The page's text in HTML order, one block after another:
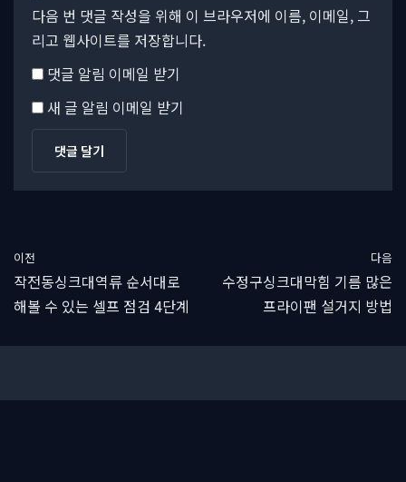
다음 번 댓글 작성을 위해 이 브라우저에 이름, 이메일, 그
리고 웹사이트를 저장합니다.
댓글 알림 이메일 받기
새 글 알림 이메일 받기
이전
작전동싱크대역류 순서대로
해볼 수 있는 셀프 점검 4단계
다음
수정구싱크대막힘 기름 많은
프라이팬 설거지 방법